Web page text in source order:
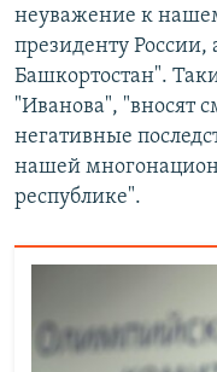
неуважение к
президенту России,
Башкортостан".
"Иванова", "вносят
негативные
нашей
республике".